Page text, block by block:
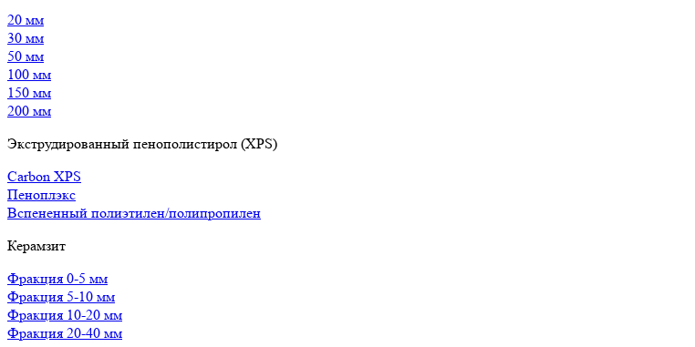
20 мм
30 мм
50 мм
100 мм
150 мм
200 мм
Экструдированный пенополистирол (XPS)
Carbon XPS
Пеноплэкс
Вспененный полиэтилен/полипропилен
Керамзит
Фракция 0-5 мм
Фракция 5-10 мм
Фракция 10-20 мм
Фракция 20-40 мм